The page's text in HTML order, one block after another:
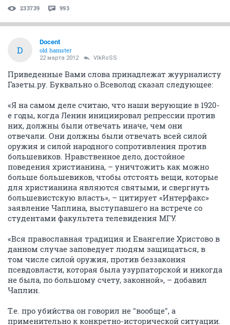
233739 993
D
Docent
old hamster
22 марта 2012 VlkRoSS
Приведенные Вами слова принадлежат жуурналисту
Газеты.ру. Буквально о.Всеволод сказал следующее:
«Я на самом деле считаю, что наши верующие в 1920-
е годы, когда Ленин инициировал репрессии против
них, должны были отвечать иначе, чем они
отвечали. Они должны были отвечать всей силой
оружия и силой народного сопротивления против
большевиков. Нравственное дело, достойное
поведения христианина, – уничтожить как можно
больше большевиков, чтобы отстоять вещи, которые
для христианина являются святыми, и свергнуть
большевистскую власть», – цитирует «Интерфакс»
заявление Чаплина, выступавшего на встрече со
студентами факультета телевидения МГУ.
«Вся православная традиция и Евангелие Христово в
данном случае заповедует людям защищаться, в
том числе силой оружия, против беззакония
псевдовласти, которая была узурпаторской и никогда
не была, по большому счету, законной», – добавил
Чаплин.
Т.е. про убийства он говорил не "вообще", а
применительно к конкретно-исторической ситуации.